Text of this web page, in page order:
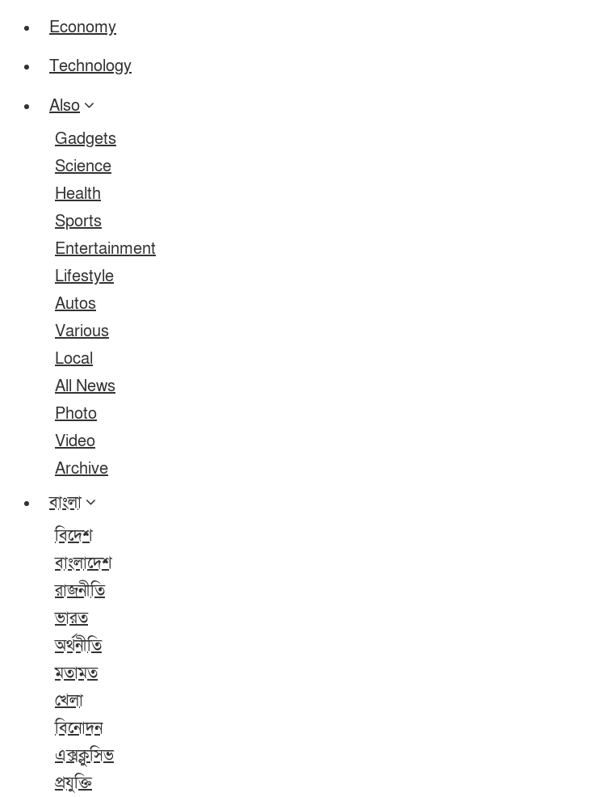
Economy
Technology
Also
Gadgets
Science
Health
Sports
Entertainment
Lifestyle
Autos
Various
Local
All News
Photo
Video
Archive
বাংলা
বিদেশ
বাংলাদেশ
রাজনীতি
ভারত
অর্থনীতি
মতামত
খেলা
বিনোদন
এক্সক্লুসিভ
প্রযুক্তি